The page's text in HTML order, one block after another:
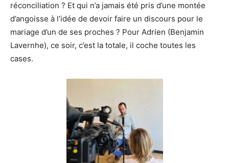
réconciliation ? Et qui n’a jamais été pris d’une montée
d’angoisse à l’idée de devoir faire un discours pour le
mariage d’un de ses proches ? Pour Adrien (Benjamin
Lavernhe), ce soir, c’est la totale, il coche toutes les
cases.